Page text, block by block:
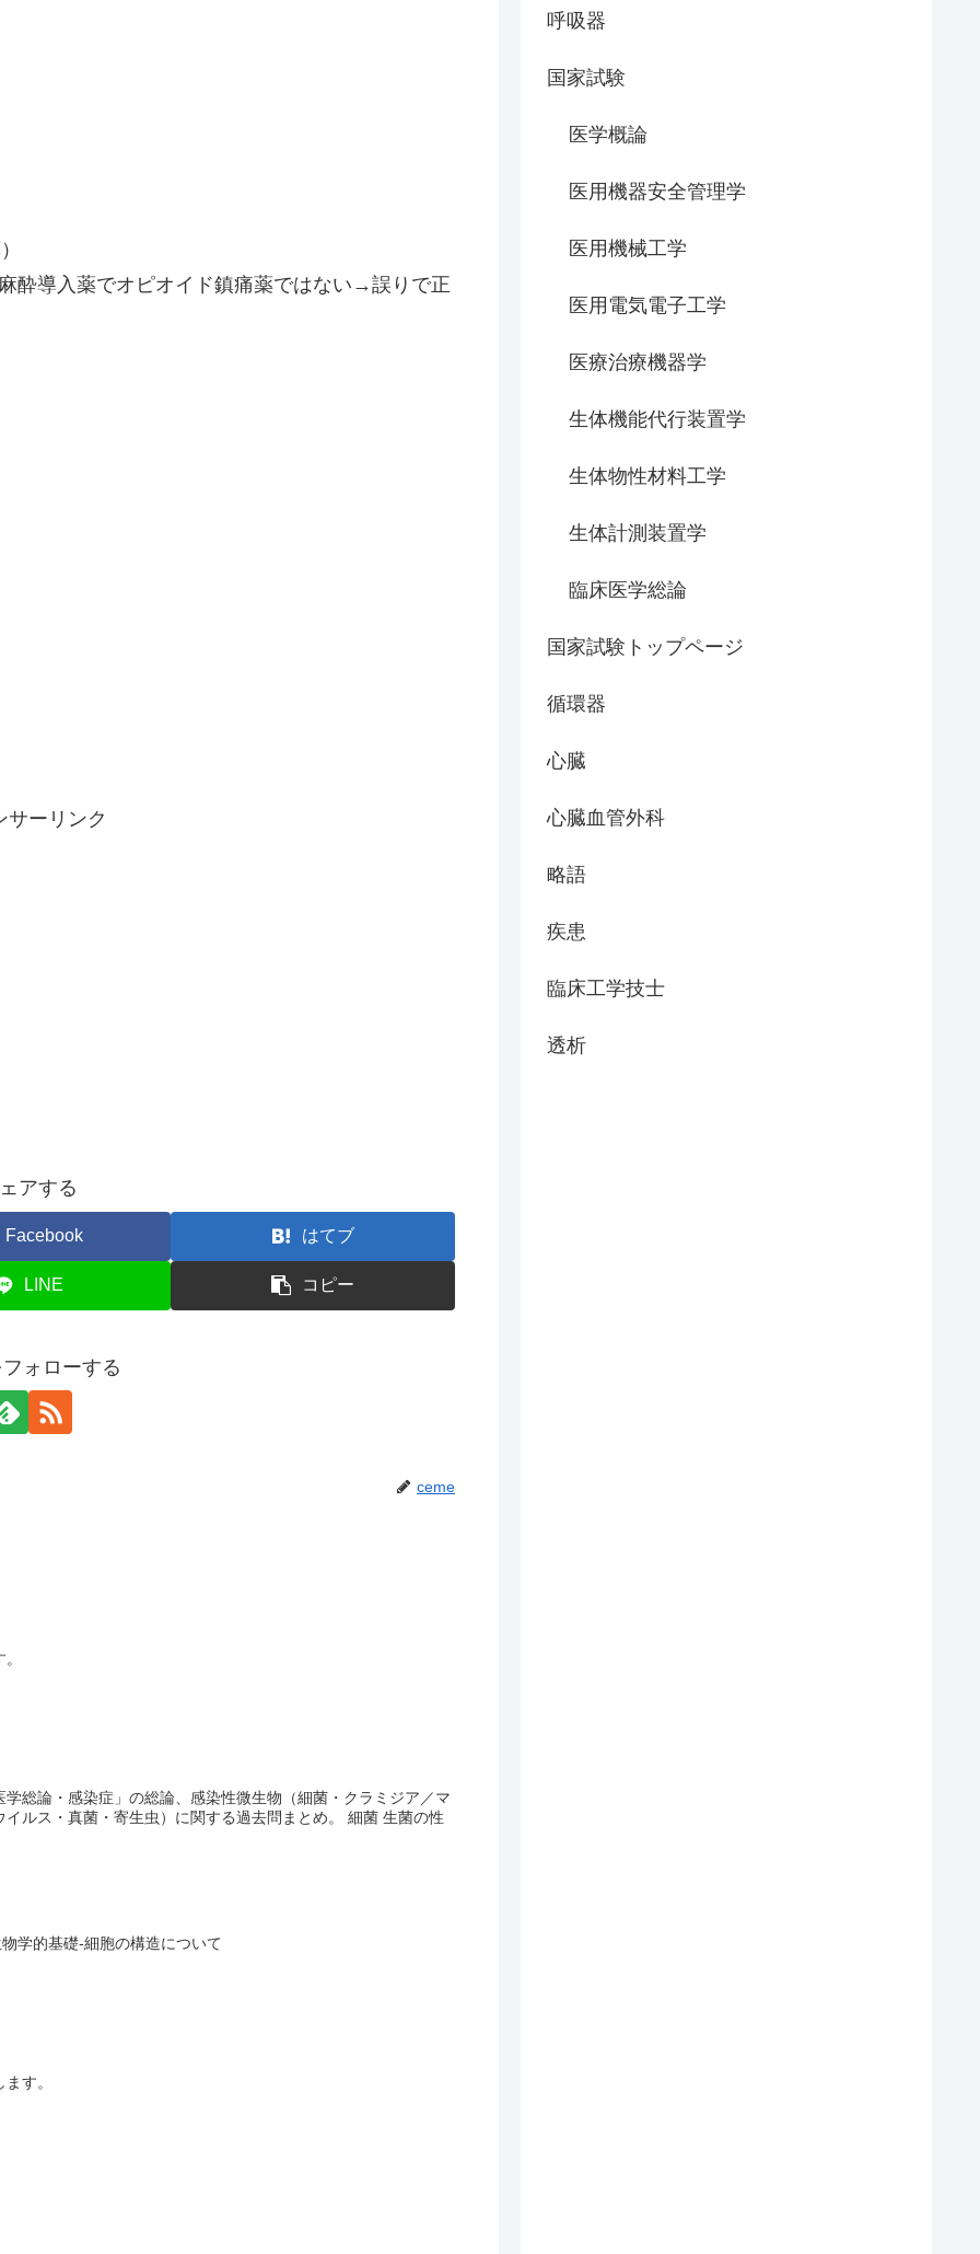
酔導入薬でオピオイド鎮痛薬ではない→誤りで正
サーリンク
アする
Facebook はてブ
LINE コピー
ォローする
ceme
総論・感染症」の総論、感染性微生物（細菌・クラミジア／マ
ルス・真菌・寄生虫）に関する過去問まとめ。 細菌 生菌の性
学的基礎-細胞の構造について
す。
呼吸器
国家試験
医学概論
医用機器安全管理学
医用機械工学
医用電気電子工学
医療治療機器学
生体機能代行装置学
生体物性材料工学
生体計測装置学
臨床医学総論
国家試験トップページ
循環器
心臓
心臓血管外科
略語
疾患
臨床工学技士
透析